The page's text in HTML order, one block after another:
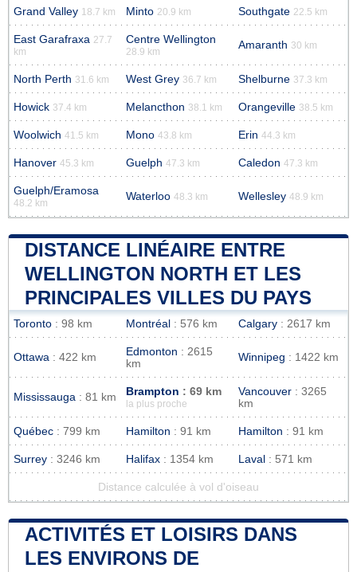
Grand Valley 18.7 km Minto 20.9 km Southgate 22.5 km
East Garafraxa 27.7
km
Centre Wellington
28.9 km
Amaranth 30 km
North Perth 31.6 km West Grey 36.7 km Shelburne 37.3 km
Howick 37.4 km Melancthon 38.1 km Orangeville 38.5 km
Woolwich 41.5 km Mono 43.8 km Erin 44.3 km
Hanover 45.3 km Guelph 47.3 km Caledon 47.3 km
Guelph/Eramosa
48.2 km
Waterloo 48.3 km Wellesley 48.9 km
DISTANCE LINÉAIRE ENTRE
WELLINGTON NORTH ET LES
PRINCIPALES VILLES DU PAYS
Toronto : 98 km Montréal : 576 km Calgary : 2617 km
Ottawa : 422 km Edmonton : 2615
km
Winnipeg : 1422 km
Mississauga : 81 km Brampton : 69 km
la plus proche
Vancouver : 3265
km
Québec : 799 km Hamilton : 91 km Hamilton : 91 km
Surrey : 3246 km Halifax : 1354 km Laval : 571 km
Distance calculée à vol d'oiseau
ACTIVITÉS ET LOISIRS DANS
LES ENVIRONS DE